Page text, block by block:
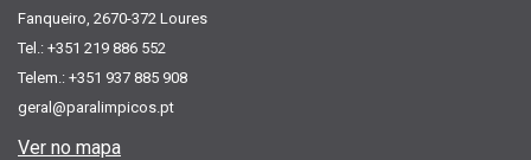
Fanqueiro, 2670-372 Loures
Tel.: +351 219 886 552
Telem.: +351 937 885 908
geral@paralimpicos.pt
Ver no mapa